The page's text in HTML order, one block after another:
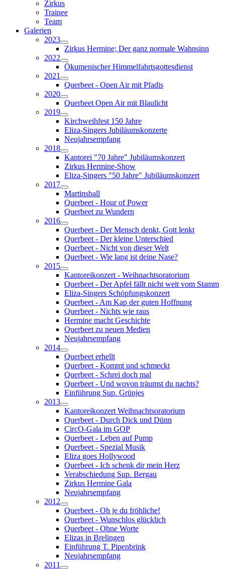
Zirkus
Trainee
Team
Galerien
2023
Zirkus Hermine; Der ganz normale Wahnsinn
2022
Ökumenischer Himmelfahrtsgottesdienst
2021
Querbeet - Open Air mit Pfadis
2020
Querbeet Open Air mit Blaulicht
2019
Kirchweihfest 150 Jahre
Eliza-Singers Jubiläumskonzerte
Neujahrsempfang
2018
Kantorei "70 Jahre" Jubiläumskonzert
Zirkus Hermine-Show
Eliza-Singers "50 Jahre" Jubiläumskonzert
2017
Martinsball
Querbeet - Hour of Power
Querbeet zu Wundern
2016
Querbeet - Der Mensch denkt, Gott lenkt
Querbeet - Der kleine Unterschied
Querbeet - Nicht von dieser Welt
Querbeet - Wie lang ist deine Nase?
2015
Kantoreikonzert - Weihnachtsoratorium
Querbeet - Der Apfel fällt nicht weit vom Stamm
Eliza-Singers Schöpfungskonzert
Querbeet - Am Kap der guten Hoffnung
Querbeet - Nichts wie raus
Hermine macht Geschichte
Querbeet zu neuen Medien
Neujahrsempfang
2014
Querbeet erhellt
Querbeet - Kommt und schmeckt
Querbeet - Schrei doch mal
Querbeet - Und wovon träumst du nachts?
Einführung Sup. Grünjes
2013
Kantoreikonzert Weihnachtsoratorium
Querbeet - Durch Dick und Dünn
CircO-Gala im GOP
Querbeet - Leben auf Pump
Querbeet - Spezial Musik
Eliza goes Hollywood
Querbeet - Ich schenk dir mein Herz
Verabschiedung Sup. Bergau
Zirkus Hermine Gala
Neujahrsempfang
2012
Querbeet - Oh je du fröhliche!
Querbeet - Wunschlos glücklich
Querbeet - Ohne Worte
Elizas in Brelingen
Einführung T. Pipenbrink
Neujahrsempfang
2011